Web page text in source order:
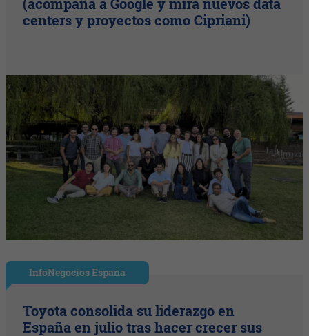
centers y proyectos como Cipriani)
InfoNegocios España
Toyota consolida su liderazgo en
España en julio tras hacer crecer sus